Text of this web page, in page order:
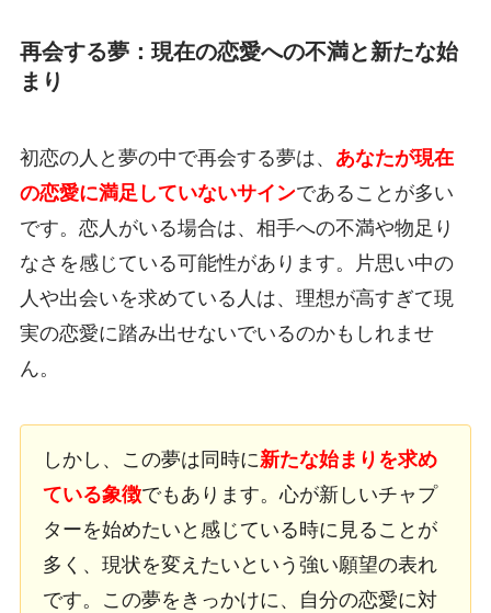
再会する夢：現在の恋愛への不満と新たな始
まり
初恋の人と夢の中で再会する夢は、 あなたが現在
の恋愛に満足していないサインであることが多い
です。恋人がいる場合は、相手への不満や物足り
なさを感じている可能性があります。片思い中の
人や出会いを求めている人は、理想が高すぎて現
実の恋愛に踏み出せないでいるのかもしれませ
ん。
しかし、この夢は同時に新たな始まりを求め
ている象徴でもあります。心が新しいチャプ
ターを始めたいと感じている時に見ることが
多く、現状を変えたいという強い願望の表れ
です。この夢をきっかけに、自分の恋愛に対